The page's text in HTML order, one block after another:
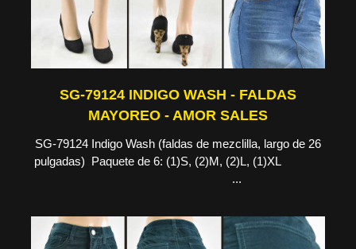
SG-79124 INDIGO WASH - FALDAS
MAYOREO - AMOR SALES
SG-79124 Indigo Wash (faldas de mezclilla, largo de 26
pulgadas) Paquete de 6: (1)S, (2)M, (2)L, (1)XL
...